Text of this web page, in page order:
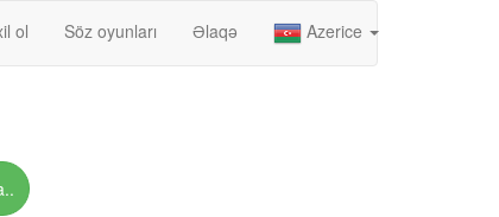
ol Söz oyunları Əlaqə Azerice